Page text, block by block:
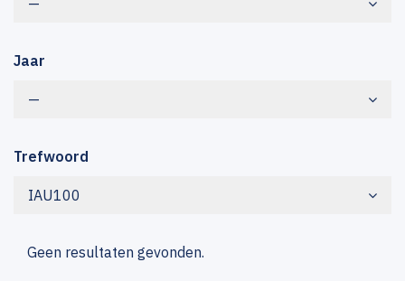
—
Jaar
—
Trefwoord
IAU100
Geen resultaten gevonden.